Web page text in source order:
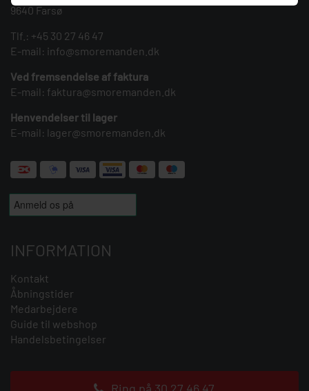
9640 Farsø
Tlf.: +45 30 27 46 47
E-mail: info@smoremanden.dk
Ved fremsendelse af faktura
E-mail: faktura@smoremanden.dk
Henvendelser til lager
E-mail: lager@smoremanden.dk
INFORMATION
Kontakt
Åbningstider
Medarbejdere
Guide til webshop
Handelsbetingelser